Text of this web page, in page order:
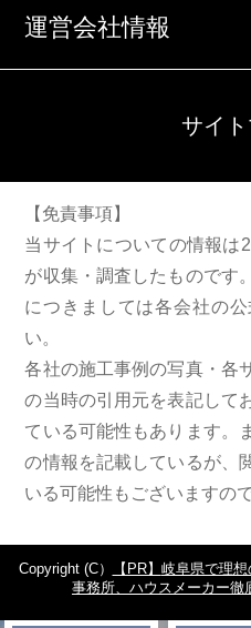
運営会社情報
サイ
【免責事項】
当サイトについての情報は
が収集・調査したものです
につきましては各会社の
い。
各社の施工事例の写真・各
の当時の引用元を表記して
ている可能性もあります。
の情報を記載しているが、
いる可能性もございますの
Copyright (C）
岐阜県で理
事務所、ハウスメーカー徹